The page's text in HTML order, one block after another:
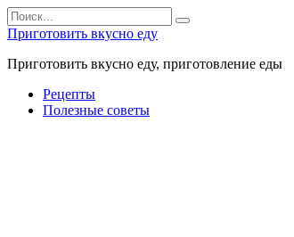
Перейти
к
контенту
Search
for:
Приготовить вкусно еду
Приготовить вкусно еду, приготовление еды
Рецепты
Полезные советы